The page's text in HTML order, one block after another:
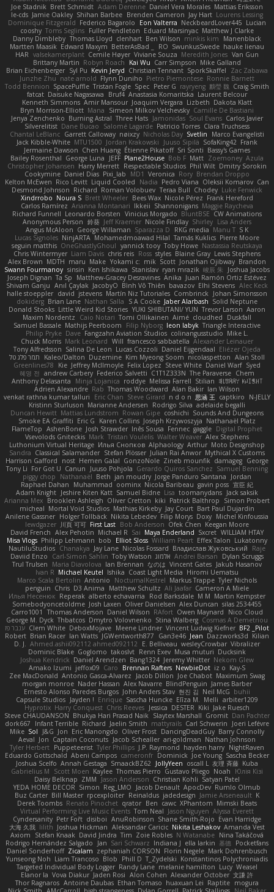
Joe Stadnik Brett Schmidt Adam Derenne Daniel Vera Morales Mattias Eriksson
le-cds Jamie Oakley Shihan Barbee Brenden Cameron Jay Hart Lourens Lessing
Dominique Fitzgerald Federico Bagarolo Eon Valterra NeckbeardLover445 Lucian
cooshy Toms Seglins Fuller Pendleton Eduard Marsinyac Matthew J Clarke
Danny Dimbleby Thomas Lloyd clenhart Ben Wilson minkis kim
Manenblack
Martten Maasik Edward Maxym BetterAsBad _ RO SwunkusSwede hauke lienau
HAR valsekamerplant Cemile Høyer Viviane Souza Meredith Jones Van Gun
Brittany Martin Robyn Roach Kai Wu Carr Simpson Mike Galland
Brian Eichenberger Syl Pu Kevin Jeryd Christian Tennant SporkSkaffel
Zac Zabawa
Junzhe Zhu nate arnold Flynn Duniho Pietro Piemontese Ronnie Barnett
Todd Bennion SpacePuffle Tristan Fogle Spec Peter G rayryeng 鸝瑩 魏 Craig Smith
fatcat Daisuke Nagasawa Bruf4 Anastasia Komaritska Laurent Belcour
Kenneth Simmons Amir Mansour Joaquim Vergara Lizbeth Dakota Klatt
Bryn Morrison-Elliott Mana Simeon Milkov Velchevsky Camille De Bastiani
Jenya Zenchenko Burning Astral Three Hats Jamonidas Soul Evans Carlos Javier
Silverelitist Dane Bucao Salomé Lagarde Patricio Torres Clara Truchsess
Chantal LeBlanc Garrett Calloway nøixzy Nicholas Day Svetlin
Marco Evangelisti
Jack Kibble-White MTU1500 Jordan Krakowski Juuso Sipilä SofaKing42 Frank
Jermaine Dawson Chen Huang Étienne Pikatoff Sri Sonti Bassy's Games
Bailey Rosenthal George Luna JEFF Plane2House Bob F Matt Zoemoney Azula
Christopher Johansen Harry Merrett Respectable Studios Phil Wilt Dmitry Sorokin
Cookymine Daniel Dias Pixi_lab MD1 Veronica Rory Brendan Droppo
Kelton McEwen Rico Levitt Liquid Cooled Nadia Pedro Viana Oleksii Komarov Can
Desmond Johnson Richard Roman Volobuev Teraa Bull Chodey Luke Fenwick
Xindrrobo Noura S Brett Wheeler Bees Wax Nicole Pérez Frank Hereford
Carlos Ramírez Arianna Montanari Ikkeii Shannonigans Maggie Raycheva
Richard Funnell Leonardo Borsten Vinicius Morgado BluntBSE CW Animations
Anonymous Person 鈴葵 Jeff Kraemer Nicole Findlay Shirley Lisa Anders
Angus McAloon George Willaman Sparazza D RKG media Manu T S K
Lucas Signoles NinjARTA Mohamedmoawad Hilal Tamás Kuklics Pierre Moore
seguin matthis OneGhastlyGhoul yannick tooy Toby Howe Nastassia Reutskaya
Chris Wintermyer Liam Davis chris reis Ross styles Blaine Gray Lewis Stephens
Alex Brown MDTH maru Make Yokami c: mik Scott Jonathan Ojibway Brandon
Swann Fourmanoy sinsin Ken Ishikawa Stanislav ryan mrazik 峻辰 朱
Joshua Jacobs
Joseph Dignan Ta Sp Matthew-Gracey Desravines Anika Juan Ramón Ortiz Estévez
Shivam Ganju Anıl Çaylak JacobyO Bình Võ Thiên bavazov Elhi Stevens Alec Keck
halle stoeppler david jstevens Martín Niz Tutoriales Combrinck Johan Simonsson
dokiderg Brian Lane Nathan Salla S A Cooke Jaber Alarbash Solid Neptune
Donald Stooks Little Weird Kid Stories YUKI SHIBUTANI/ YUN Trevor Larson Aaron
Maxim Nordentz
Caio Notari Tomi Ollikainen Aimé cloudhed
Duskfall
Samuel Bassale Mathijs Peerboom Filip Nyborg leon labyk Triangle Interactive
Philip Pryke Dave Fangzahn Aviation Studios colinangusstudio Mike L.
Chuck Morris Mark Leonard Will francesco sabbatella Alexander Leinauer
Tony Alfredsson Salina De Leon Lucas Cozzoli Daniel Eijgendaal Eliézer Ojeda
תמר פלג טל
Kaleo/Dalton Duzemine Kim Myeong Soom nicolaspetton Alan Stoll
Greenlines78
Kie Jeffrey McIlmoyle Felix Lopez Steve White Daniel Warf Syed
혜영 전 andrew Carbery Federico Salvetti C1T1Z333N The Paraverse Chem
Anthony Delasanta
Minja Lojanica roddye Melissa Farrell Stilian ꌃ꒒ꀎꋪꋪꌩ ꀘꈤꀤꁅꃅ꓄
Adrien Alexandre Rab Thomas Woodward Alan Bakir Ian Wilson
venkat rathna kumar talluri
Eric Chan Steve Girard n d o n 思涵 王 captkiro
N-JELLY
Kristinn Sturluson Marianne Andersen Rodrigo Silva adelaide begalli
Duncan Hewitt Mattias Lundstrom Rowan Gipe coshichi Sounds And Dungeons
Smoke EA Graffiti Eric G Karen Collins Joseph Krzywoszyja Nathanaël Platz
FlameTop AshenBone Josh Strawder Inês Sousa Fennec gaggle Digital Prophet
Vsevolods Gniteckis Mark Tristan Voulelis Walter Weaver Alex Stephens
Luthonium Virtual Heritage Илья Снопков Alphaology Arthur Moto Designshop
Sandra Classical Salamander Stefan Plösser Julian Rai Anwor Mythical X Customs
Harrison Gafford
nost Hemen Galal GonzoNole Zineb mounfik damageg George
Tony Li For Got U Canun Juuso Pohjola Gerardo Quiros Sanchez Samuel Benning
piggy chop
Nathanaël Beth jan moudry Jorge Panduro Santana
Jordan
Raphael Dahan
Muhammad oominx Nicola Baribeau gavin poss 宣臣 紀
Adam Knight Jeshire Kiten Katt Samuel Bidne Lisa toomanydans Jack saksik
Arianna Mex Brooklen Ashleigh Oliver Cretton kiki Patrick Balthrop
Simon Probert
micheal Mortal Void Studios Mathias Kirkeby Jay Court Bart Paul Dujardin
Anilene Gassner Holger Tollbäck Nikita Lebedev Filip Morys Doxy Michel Kinfoussia
lewdgazer 川頁 可可 First Last Bob Anderson Ofek Chen Keegan Moore
David French Alex Pehotin Michael R Sai Maya Enderland Sxcret WILLIAM HTAY
Misa Vlogs Philipp Lehmann bob Elliot Sloss William Peart Effex Talon Lukatonny
NautiluStudios Chanakya Jay Lane Nicolas Fossard Владислав Жуковський
Raje
Daviid Enzo
Carl-Simon Sahlin Toby Watson אלמוג Andrei Barsan
Dylan Scruggs
Trul Trulsen
Maria Diavolova Ian Brennan なのは Vincent Gates Jakub Hasanov
Ivan R Michael Keutel Ishika Coast Light Media Hiromi Uematsu
Marco Scala Bertolin Antonio NocturnalKestrel Markus Trappe Tyler Nichols
penguin Chris D3 Anima Matthew Schultz Ali Jaafar Cameron A Miele
Илья Несенюк Reperak alberto echavarria Rod Barksdale M M Martin Kempster
Somebodyoncetoldme Josh Laxen Oliver Danielsen Alex Duncan silas 2534455
Carro1001
Thomas Anderson Daniel Wilson RAfort Owen Maynard
Nico Cloud
George M. Dyck Thbatcos Dmytro Volovnenko Stina Walberg Cosmas A Demetriou
ענבר פז Clem White DeboxMojave Meene Lindner Vincent Ludwig Kiefner BF2 _Pilot
Robert Brian Racer Ian Watts JGWentworth877 Gan3e46 Jean Dazzworks3d Kilian
D. J. Ahmed.ashii092112 ahmed092112 E. Belliveau wesleyCrowbar Vibralizer
Dominic Blake Goglomo takoslvt Renn Exev Musa muturi Ducksink
Joshua Kendrick Daniel Arendzen Bang1324 Jeremy Whitter Nekom Glew
Amako Izumi jeffox09 Caro Brennan Rafters NewbieDot iz o Kay-S
Zee MacDonald Antonio Gasca-Alvarez Jacob Dillon Joe Chabot Maximum Swag
morgan monroe Nader Hassan Alex Navarre BlindPenguin James Barber
Ernesto Alonso Paredes Burgos John Anders Stav 현진 김 Neil McG buhii
Capsule Studios Jayden ! Enrique Sascha Huncke Elīza M. Melli arbiter1209
Hyprotix Harry Conquest Chris Reeves Jessica DESTER Kiki Jake Ruesch
Steve CHAUDANSON Bhukya Hari Prasad Naik Slaytex Marshall Gromit Dan Pachter
dork667
Infant Terrible Richard Jaelin Smith mattyrails Carl Schwerin
Joeri Lefévre
Mike Sol J&G Jon Eric Manongdo Oliver Frost DancingDeadGuy Barry Connolly
Aeval Jon Captain Coconuts Jacob Schealler ari-goldman Nathan Johnson
Tyler Herbert Puppeteerist Tyler Phillips J.P. Raymond hayden harry NightRaven
Eduardo Gottschald Abeni Campos cameronfr Dominick Joe Young Sascha Becker
Joshua Scelfo Annah Gestaga SmaackBZ62 JollyYeen oscall L 友理 斉藤 Kuba
Gabrielius M
Scott Moen Kaylee Thomas Pierro Gustavo Pliego Noah
Юлія Кізі
Daisy Belknap ZMM Jason Anderson Christian Kohli Satyan Patel
YEDA HOME DECOR Simon Reg_LMO Jacob Denault ApocDev Rumlo Olmub
Buz Carter Bill Master rpcexploiter Reinaldus jadedesign Jamie Arseneault K
Derek Toombs Renato Pinochet qrator Ben cawc XPhantom Mimski Beats
Virtual Performing Live Music Events Tom Neal Jason Nguyen Alyssa Everett
Cyndersanity Petr Fořt disiboi AnuRobinson Shane Smith-Rojo Evan Harridge
大海 久我 lilith Joshua Hickman Aleksandar Caricic Nikita Leshakov Amanda Vest
Axiom
Stefan Knaak David Jindra Tim Zoie Robles N Watanabe Nina Takáčová
Rodrigo Hernández Salgado
Jan Sari Schwarz Indiana J ella larkin 基德 Pocketfans
Daniel Sonderhoff Zicalam zephaniah CORSON Florin Negele Mark Dohrenbusch
Yunseong Noh Liam Trancoso Blob Phill D T_Zydelski Konstantinos Polychroniadis
Targeted Individual Body Logger Randy Lane melanie hamilton Lucy Weasel
Elanor la Vova Diakur Jaden Rosi Alon Cohen Alexander October 文謙 許
Thor Ragnaros Antoine Daubas Ethan Tomaso huaxuan Lei Raptite mogura